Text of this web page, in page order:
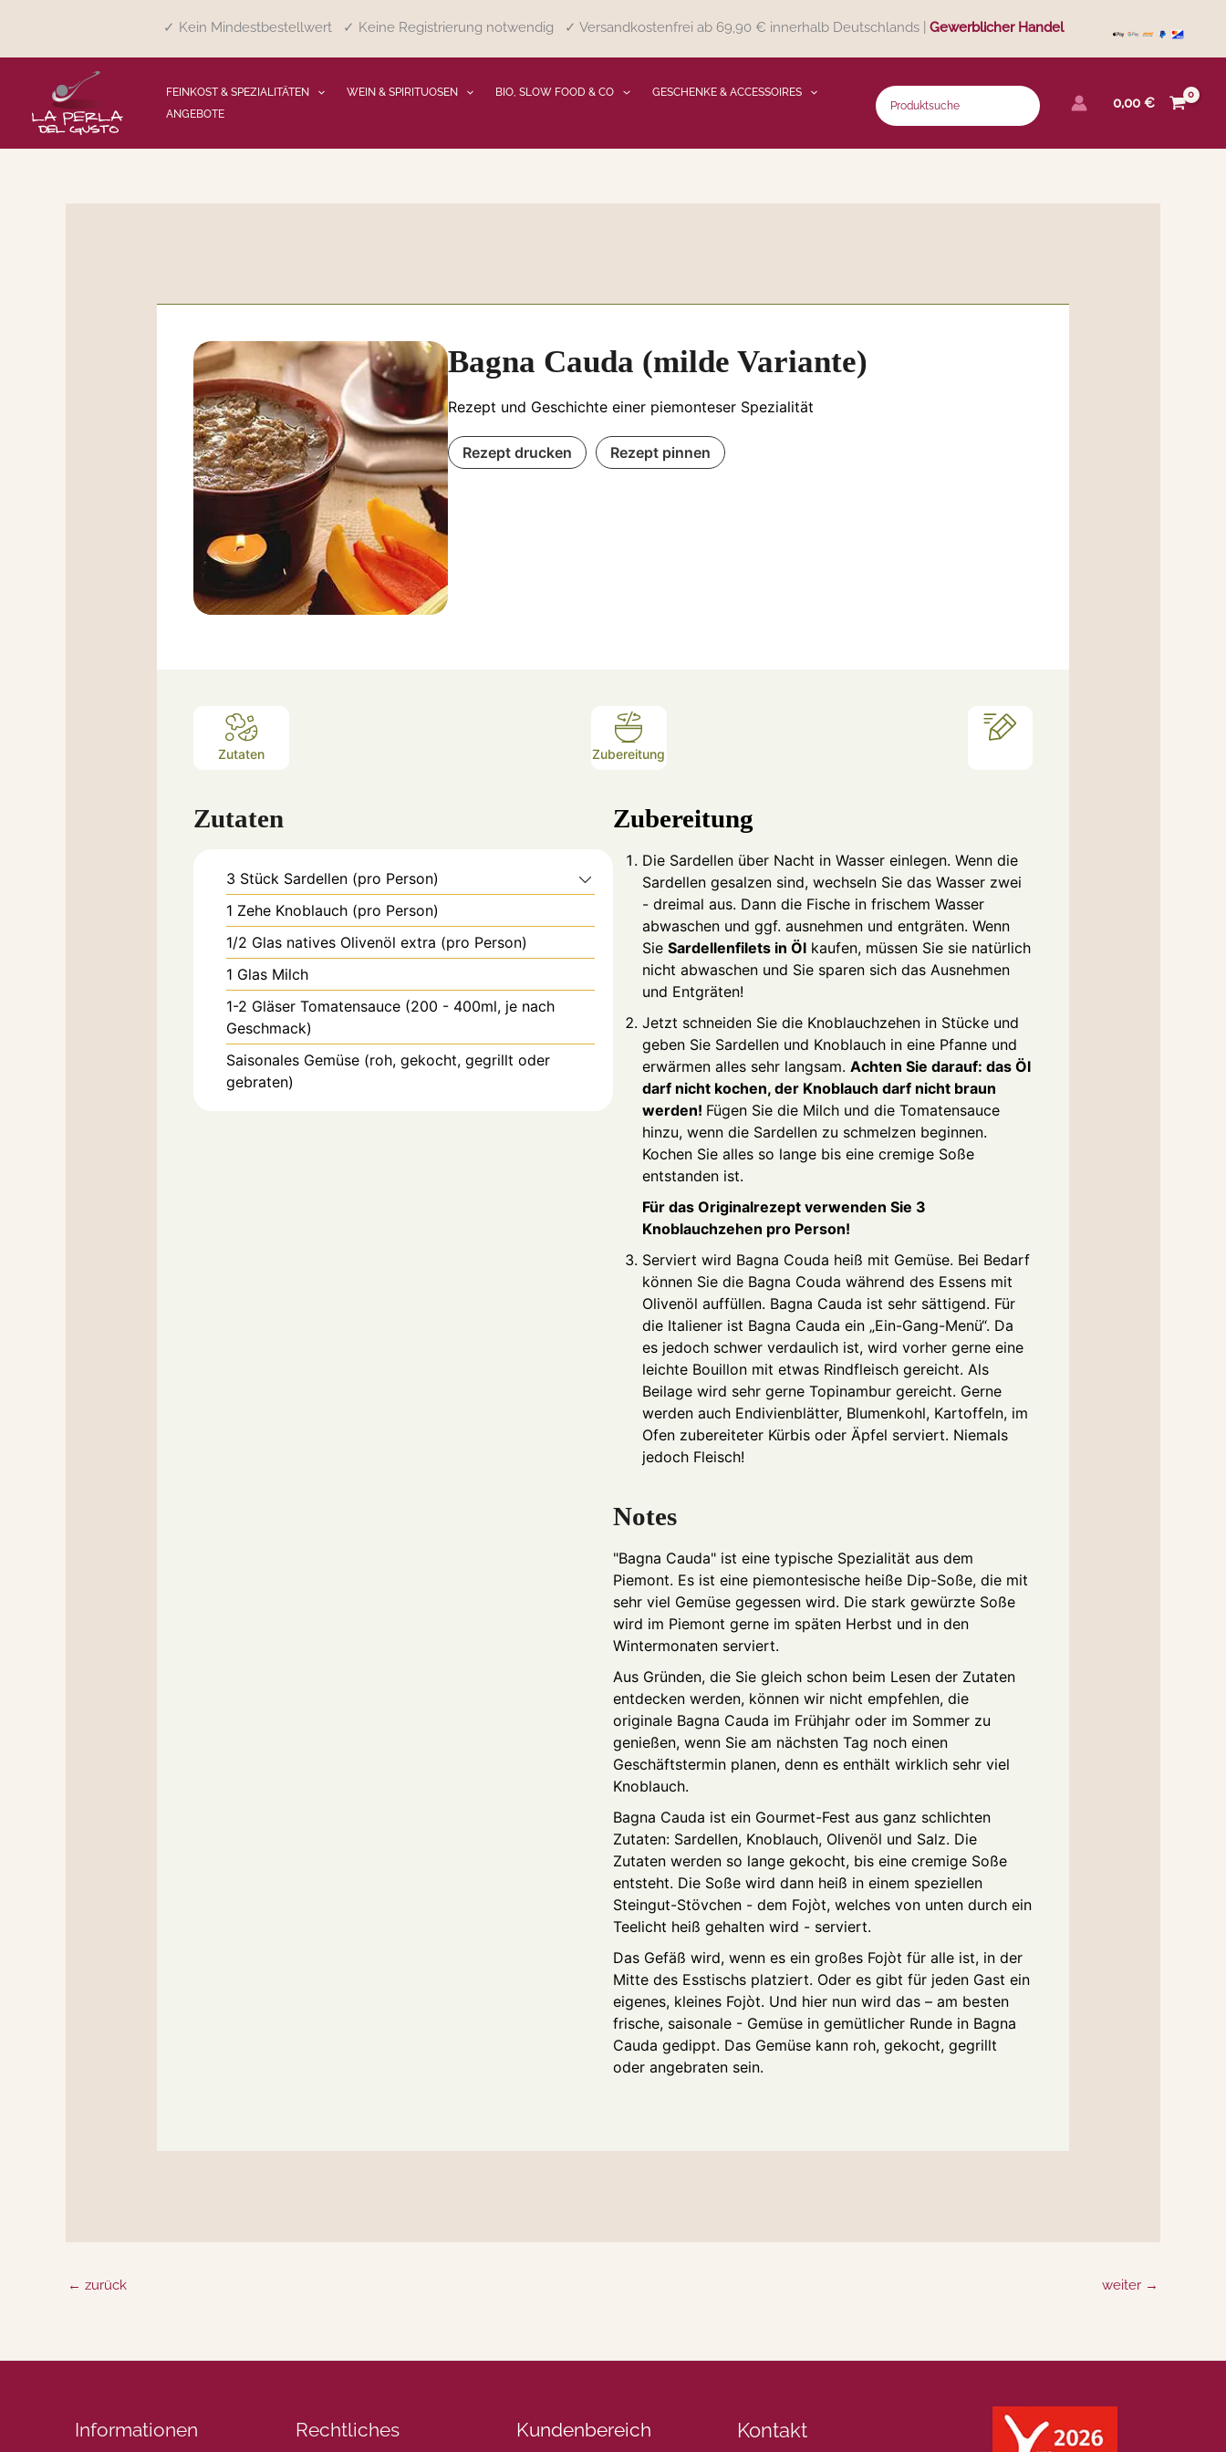
springen
✓ Kein Mindestbestellwert ✓ Keine Registrierung notwendig ✓ Versandkostenfrei ab 69,90 € innerhalb Deutschlands | Gewerblicher Handel
FEINKOST & SPEZIALITÄTEN WEIN & SPIRITUOSEN BIO, SLOW FOOD & CO
GESCHENKE & ACCESSOIRES
ANGEBOTE
0,00 €
Bagna Cauda (milde Variante)
Rezept und Geschichte einer piemonteser Spezialität
Rezept drucken Rezept pinnen
Ingredients Method
Zutaten
3 Stück Sardellen (pro Person)
1 Zehe Knoblauch (pro Person)
1/2 Glas natives Olivenöl extra (pro Person)
1 Glas Milch
1-2 Gläser Tomatensauce (200 - 400ml, je nach
Geschmack)
Saisonales Gemüse (roh, gekocht, gegrillt oder
gebraten)
Method
Die Sardellen über Nacht in Wasser einlegen. Wenn die
Sardellen gesalzen sind, wechseln Sie das Wasser zwei
- dreimal aus. Dann die Fische in frischem Wasser
abwaschen und ggf. ausnehmen und entgräten. Wenn
Sie Sardellenfilets in Öl kaufen, müssen Sie sie natürlich
nicht abwaschen und Sie sparen sich das Ausnehmen
und Entgräten!
Jetzt schneiden Sie die Knoblauchzehen in Stücke und
geben Sie Sardellen und Knoblauch in eine Pfanne und
erwärmen alles sehr langsam. Achten Sie darauf: das Öl
darf nicht kochen, der Knoblauch darf nicht braun
werden! Fügen Sie die Milch und die Tomatensauce
hinzu, wenn die Sardellen zu schmelzen beginnen.
Kochen Sie alles so lange bis eine cremige Soße
entstanden ist.
Für das Originalrezept verwenden Sie 3
Knoblauchzehen pro Person!
Serviert wird Bagna Couda heiß mit Gemüse. Bei Bedarf
können Sie die Bagna Couda während des Essens mit
Olivenöl auffüllen. Bagna Cauda ist sehr sättigend. Für
die Italiener ist Bagna Cauda ein „Ein-Gang-Menü“. Da
es jedoch schwer verdaulich ist, wird vorher gerne eine
leichte Bouillon mit etwas Rindfleisch gereicht. Als
Beilage wird sehr gerne Topinambur gereicht. Gerne
werden auch Endivienblätter, Blumenkohl, Kartoffeln, im
Ofen zubereiteter Kürbis oder Äpfel serviert. Niemals
jedoch Fleisch!
Notes
"Bagna Cauda" ist eine typische Spezialität aus dem
Piemont. Es ist eine piemontesische heiße Dip-Soße, die mit
sehr viel Gemüse gegessen wird. Die stark gewürzte Soße
wird im Piemont gerne im späten Herbst und in den
Wintermonaten serviert.
Aus Gründen, die Sie gleich schon beim Lesen der Zutaten
entdecken werden, können wir nicht empfehlen, die
originale Bagna Cauda im Frühjahr oder im Sommer zu
genießen, wenn Sie am nächsten Tag noch einen
Geschäftstermin planen, denn es enthält wirklich sehr viel
Knoblauch.
Bagna Cauda ist ein Gourmet-Fest aus ganz schlichten
Zutaten: Sardellen, Knoblauch, Olivenöl und Salz. Die
Zutaten werden so lange gekocht, bis eine cremige Soße
entsteht. Die Soße wird dann heiß in einem speziellen
Steingut-Stövchen - dem Fojòt, welches von unten durch ein
Teelicht heiß gehalten wird - serviert.
Das Gefäß wird, wenn es ein großes Fojòt für alle ist, in der
Mitte des Esstischs platziert. Oder es gibt für jeden Gast ein
eigenes, kleines Fojòt. Und hier nun wird das – am besten
frische, saisonale - Gemüse in gemütlicher Runde in Bagna
Cauda gedippt. Das Gemüse kann roh, gekocht, gegrillt
oder angebraten sein.
← zurück weiter →
Informationen Rechtliches Kundenbereich Kontakt